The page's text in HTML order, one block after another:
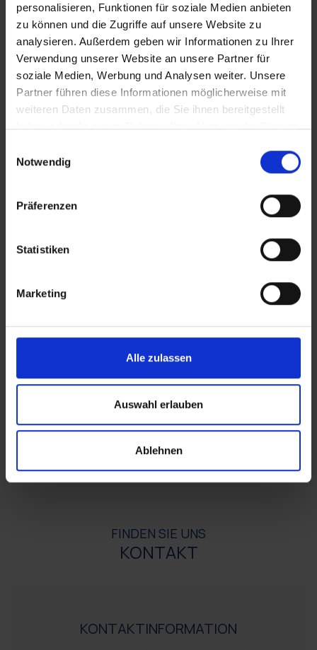
personalisieren, Funktionen für soziale Medien anbieten
zu können und die Zugriffe auf unsere Website zu
analysieren. Außerdem geben wir Informationen zu Ihrer
Verwendung unserer Website an unsere Partner für
soziale Medien, Werbung und Analysen weiter. Unsere
Partner führen diese Informationen möglicherweise mit
weiteren Daten zusammen, die Sie ihnen bereitgestellt
haben oder die sie im Rahmen Ihrer Nutzung der Dienste
Notwendig
Präferenzen
Statistiken
Marketing
Alle zulassen
Auswahl erlauben
Ablehnen
FINDEN SIE UNS
KONTAKT
KONTAKTINFORMATION